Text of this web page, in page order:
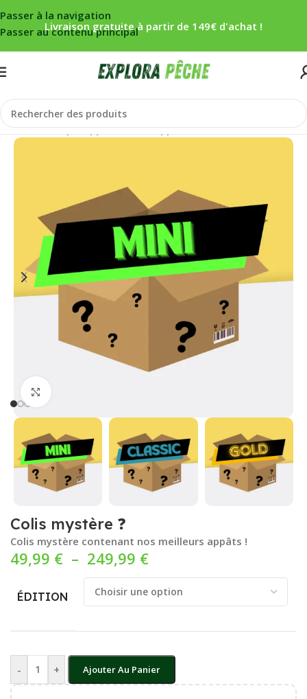
Passer à la navigation
Passer au contenu principal
Livraison gratuite à partir de 149€ d'achat !
Accueil/Carpe/Appâts/Packs appâts
Colis mystère ❓
Colis mystère contenant nos meilleurs appâts !
49,99 € – 249,99 €
ÉDITION
- + Ajouter Au Panier